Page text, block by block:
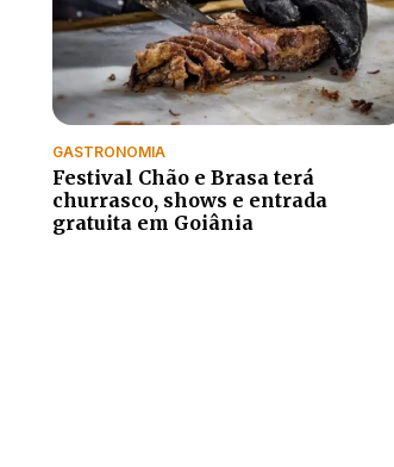
GASTRONOMIA
Festival Chão e Brasa terá
churrasco, shows e entrada
gratuita em Goiânia